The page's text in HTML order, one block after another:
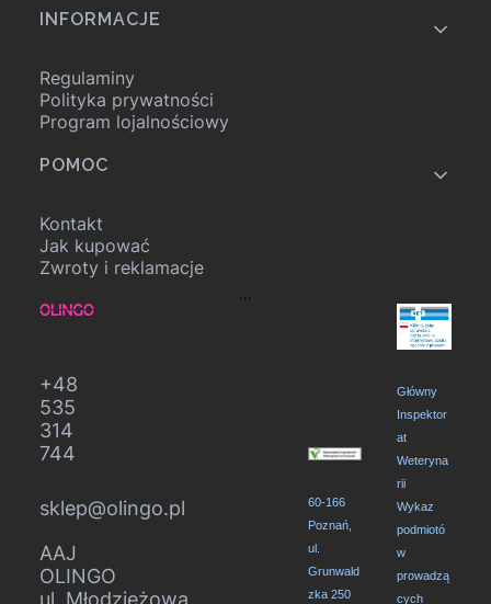
INFORMACJE
Regulaminy
Polityka prywatności
Program lojalnościowy
POMOC
Kontakt
Jak kupować
Zwroty i reklamacje
...
+48
535
314
744
sklep@olingo.pl
AAJ
OLINGO
ul. Młodzieżowa
60-166
Poznań,
ul.
Grunwald
zka 250
Główny
Inspektor
at
Weteryna
rii
Wykaz
podmiotó
w
prowadzą
cych